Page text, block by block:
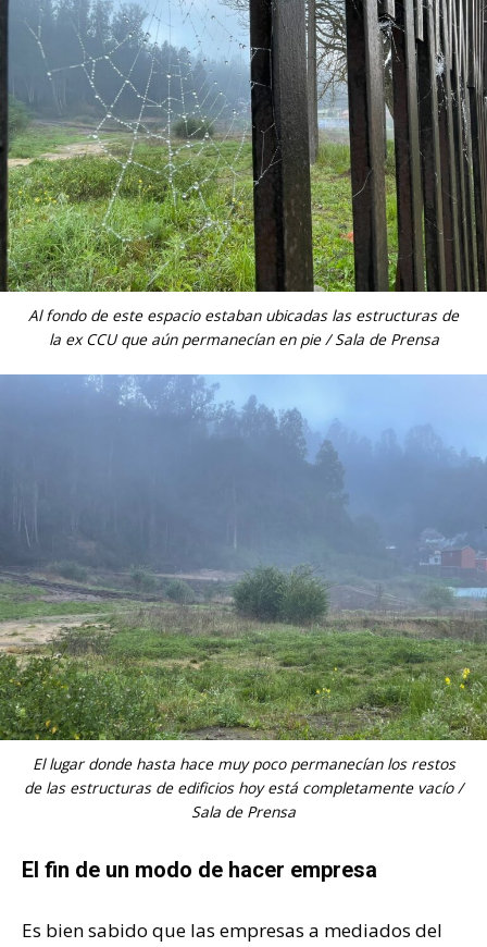
Al fondo de este espacio estaban ubicadas las estructuras de
la ex CCU que aún permanecían en pie / Sala de Prensa
El lugar donde hasta hace muy poco permanecían los restos
de las estructuras de edificios hoy está completamente vacío /
Sala de Prensa
El fin de un modo de hacer empresa
Es bien sabido que las empresas a mediados del